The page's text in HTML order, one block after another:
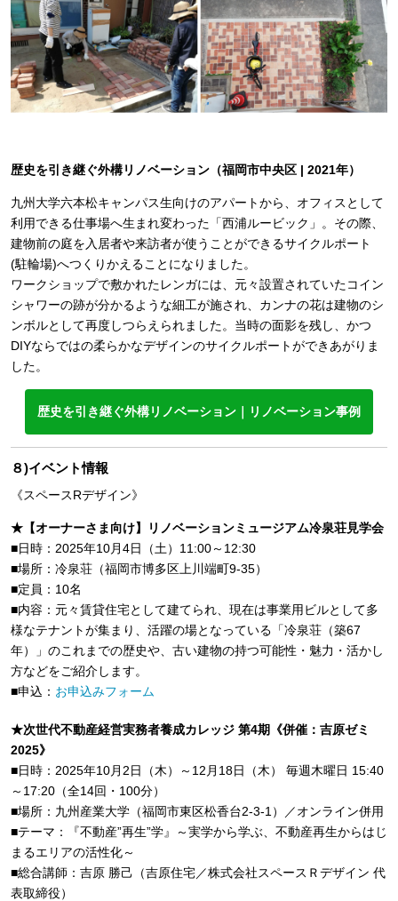
歴史を引き継ぐ外構リノベーション（福岡市中央区 | 2021年）
九州大学六本松キャンパス生向けのアパートから、オフィスとして
利用できる仕事場へ生まれ変わった「西浦ルービック」。その際、
建物前の庭を入居者や来訪者が使うことができるサイクルポート
(駐輪場)へつくりかえることになりました。
ワークショップで敷かれたレンガには、元々設置されていたコイン
シャワーの跡が分かるような細工が施され、カンナの花は建物のシ
ンボルとして再度しつらえられました。当時の面影を残し、かつ
DIYならではの柔らかなデザインのサイクルポートができあがりま
した。
歴史を引き継ぐ外構リノベーション｜リノベーション事例
８)イベント情報
《スペースRデザイン》
★【オーナーさま向け】リノベーションミュージアム冷泉荘見学会
■日時：2025年10月4日（土）11:00～12:30
■場所：冷泉荘（福岡市博多区上川端町9-35）
■定員：10名
■内容：元々賃貸住宅として建てられ、現在は事業用ビルとして多
様なテナントが集まり、活躍の場となっている「冷泉荘（築67
年）」のこれまでの歴史や、古い建物の持つ可能性・魅力・活かし
方などをご紹介します。
■申込： お申込みフォーム
★次世代不動産経営実務者養成カレッジ 第4期《併催：吉原ゼミ
2025》
■日時：2025年10月2日（木）～12月18日（木） 毎週木曜日 15:40
～17:20（全14回・100分）
■場所：九州産業大学（福岡市東区松香台2-3-1）／オンライン併用
■テーマ：『不動産”再生”学』～実学から学ぶ、不動産再生からはじ
まるエリアの活性化～
■総合講師：吉原 勝己（吉原住宅／株式会社スペースＲデザイン 代
表取締役）